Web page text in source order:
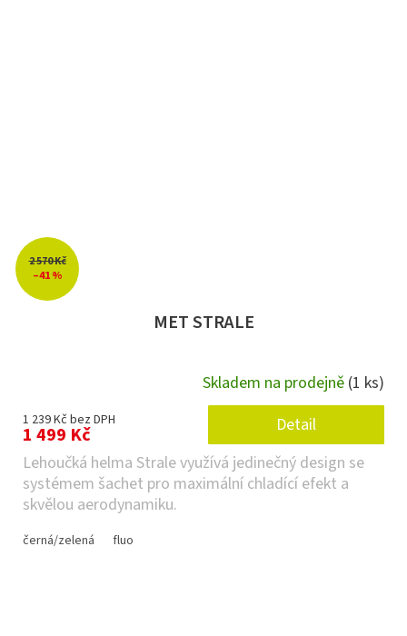
2 570 Kč
–41 %
MET STRALE
Skladem na prodejně (1 ks)
1 239 Kč bez DPH
1 499 Kč
Detail
Lehoučká helma Strale využívá jedinečný design se
systémem šachet pro maximální chladící efekt a
skvělou aerodynamiku.
černá/zelená fluo